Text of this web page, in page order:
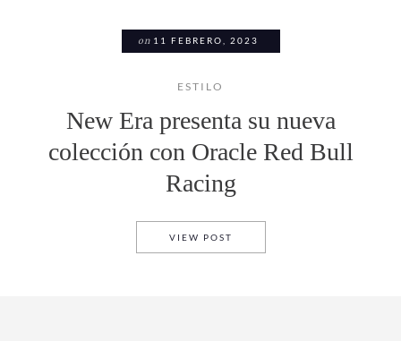
on 11 FEBRERO, 2023
ESTILO
New Era presenta su nueva
colección con Oracle Red Bull
Racing
VIEW POST